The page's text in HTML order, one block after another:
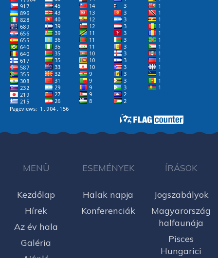
MENÜ
Kezdőlap
Hírek
Az év hala
Galéria
ESEMÉNYEK
Halak napja
Konferenciák
ÍRÁSOK
Jogszabályok
Magyarország
halfaunája
Pisces
Hungarici